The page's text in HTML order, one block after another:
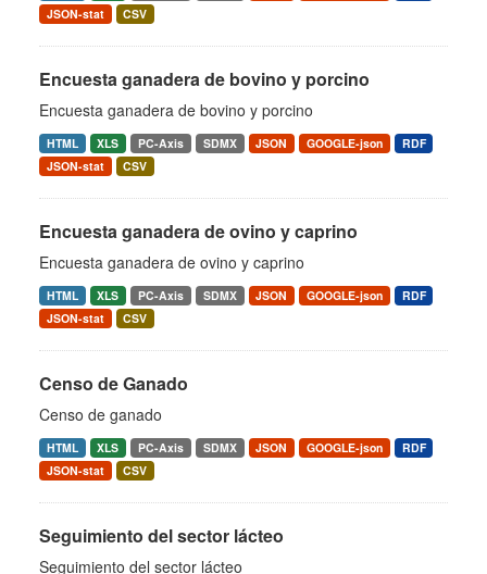
JSON-stat
CSV
Encuesta ganadera de bovino y porcino
Encuesta ganadera de bovino y porcino
HTML XLS PC-Axis SDMX JSON GOOGLE-json
RDF
JSON-stat
CSV
Encuesta ganadera de ovino y caprino
Encuesta ganadera de ovino y caprino
HTML XLS PC-Axis SDMX JSON GOOGLE-json
RDF
JSON-stat
CSV
Censo de Ganado
Censo de ganado
HTML XLS PC-Axis SDMX JSON GOOGLE-json
RDF
JSON-stat
CSV
Seguimiento del sector lácteo
Seguimiento del sector lácteo